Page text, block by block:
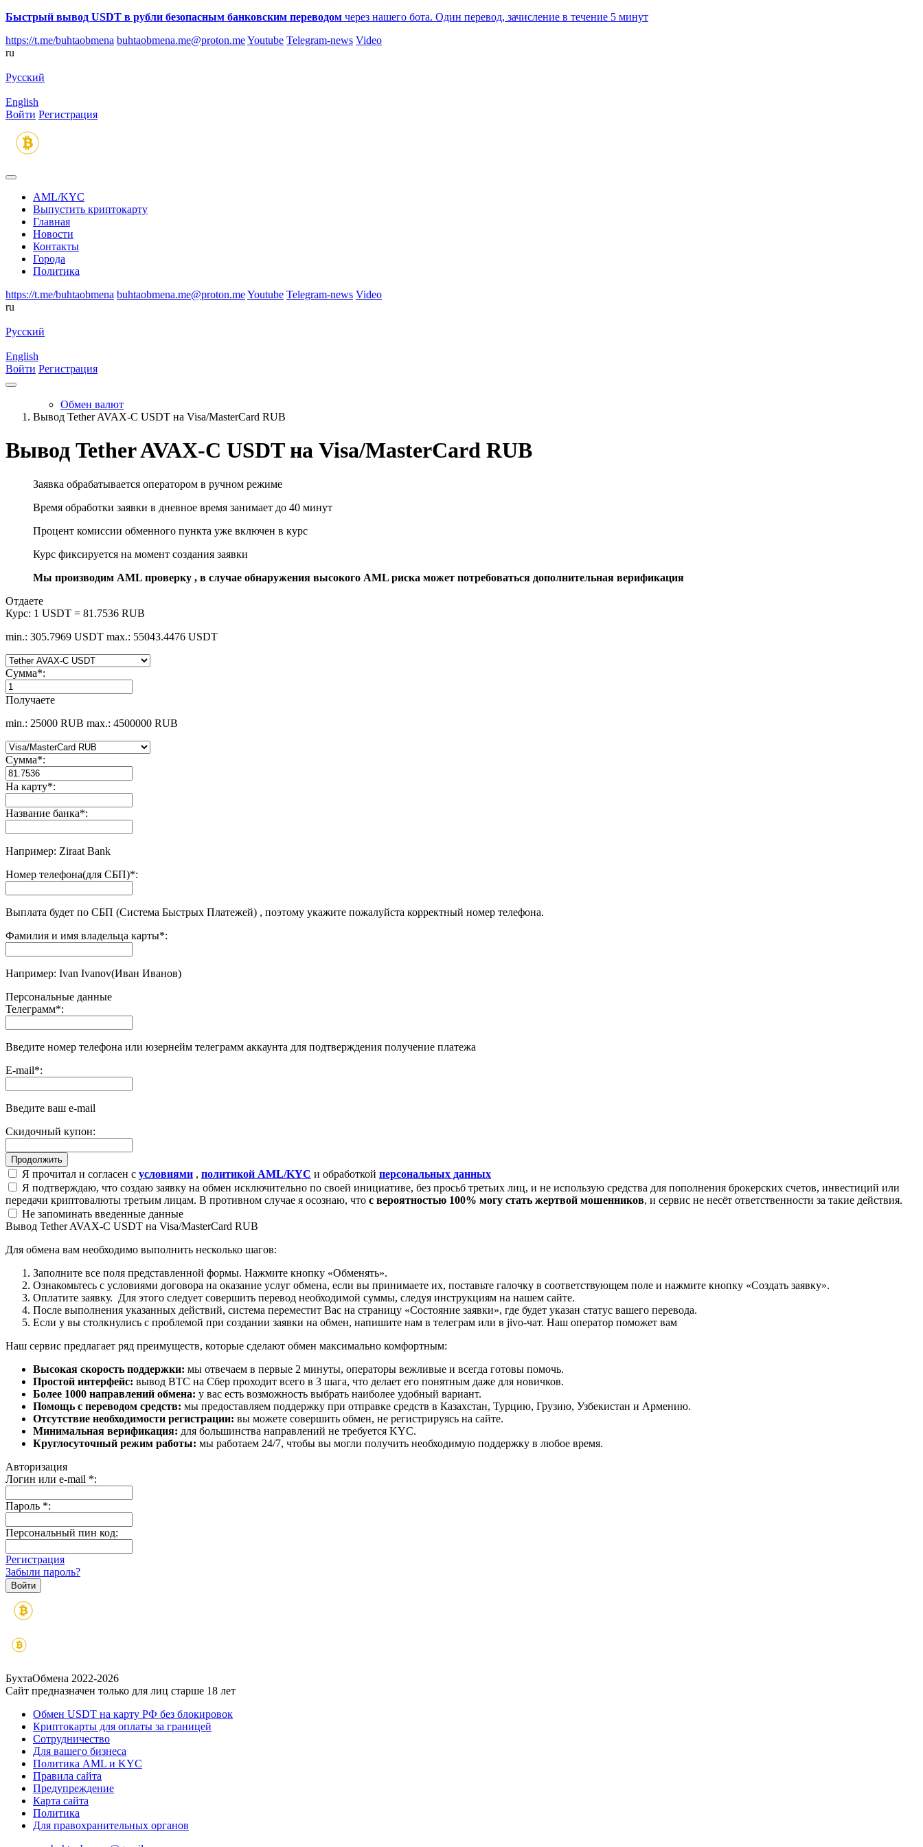
Быстрый вывод USDT в рубли безопасным банковским переводом через нашего бота. Один перевод, зачисление в течение 5 минут
https://t.me/buhtaobmena buhtaobmena.me@proton.meYoutube Telegram-news Video
ru
Русский
English
Войти Регистрация
AML/KYC
Выпустить криптокарту
Главная
Новости
Контакты
Города
Политика
https://t.me/buhtaobmena buhtaobmena.me@proton.meYoutube Telegram-news Video
ru
Русский
English
Войти Регистрация
Обмен валют
Вывод Tether AVAX-C USDT на Visa/MasterCard RUB
Вывод Tether AVAX-C USDT на Visa/MasterCard RUB
Заявка обрабатывается оператором в ручном режиме
Время обработки заявки в дневное время занимает до 40 минут
Процент комиссии обменного пункта уже включен в курс
Курс фиксируется на момент создания заявки
Мы производим AML проверку , в случае обнаружения высокого AML риска может потребоваться дополнительная верификация
Отдаете
Курс: 1 USDT = 81.7536 RUB
min.: 305.7969 USDT max.: 55043.4476 USDT
Сумма*:
Получаете
min.: 25000 RUB max.: 4500000 RUB
Сумма*:
На карту*:
Название банка*:
Например: Ziraat Bank
Номер телефона(для СБП)*:
Выплата будет по СБП (Система Быстрых Платежей) , поэтому укажите пожалуйста корректный номер телефона.
Фамилия и имя владельца карты*:
Например: Ivan Ivanov(Иван Иванов)
Персональные данные
Телеграмм*:
Введите номер телефона или юзернейм телеграмм аккаунта для подтверждения получение платежа
E-mail*:
Введите ваш e-mail
Скидочный купон:
Я прочитал и согласен с условиями , политикой AML/KYC и обработкой персональных данных
Я подтверждаю, что создаю заявку на обмен исключительно по своей инициативе, без просьб третьих лиц, и не использую средства для пополнения брокерских счетов, инвестиций или
передачи криптовалюты третьим лицам. В противном случае я осознаю, что с вероятностью 100% могу стать жертвой мошенников, и сервис не несёт ответственности за такие действия.
Не запоминать введенные данные
Вывод Tether AVAX-C USDT на Visa/MasterCard RUB
Для обмена вам необходимо выполнить несколько шагов:
Заполните все поля представленной формы. Нажмите кнопку «Обменять».
Ознакомьтесь с условиями договора на оказание услуг обмена, если вы принимаете их, поставьте галочку в соответствующем поле и нажмите кнопку «Создать заявку».
Оплатите заявку. Для этого следует совершить перевод необходимой суммы, следуя инструкциям на нашем сайте.
После выполнения указанных действий, система переместит Вас на страницу «Состояние заявки», где будет указан статус вашего перевода.
Если у вы столкнулись с проблемой при создании заявки на обмен, напишите нам в телеграм или в jivo-чат. Наш оператор поможет вам
Наш сервис предлагает ряд преимуществ, которые сделают обмен максимально комфортным:
Высокая скорость поддержки: мы отвечаем в первые 2 минуты, операторы вежливые и всегда готовы помочь.
Простой интерфейс: вывод BTC на Сбер проходит всего в 3 шага, что делает его понятным даже для новичков.
Более 1000 направлений обмена: у вас есть возможность выбрать наиболее удобный вариант.
Помощь с переводом средств: мы предоставляем поддержку при отправке средств в Казахстан, Турцию, Грузию, Узбекистан и Армению.
Отсутствие необходимости регистрации: вы можете совершить обмен, не регистрируясь на сайте.
Минимальная верификация: для большинства направлений не требуется KYC.
Круглосуточный режим работы: мы работаем 24/7, чтобы вы могли получить необходимую поддержку в любое время.
Авторизация
Логин или e-mail *:
Пароль *:
Персональный пин код:
Регистрация
Забыли пароль?
БухтаОбмена 2022-2026
Сайт предназначен только для лиц старше 18 лет
Обмен USDT на карту РФ без блокировок
Криптокарты для оплаты за границей
Сотрудничество
Для вашего бизнеса
Политика AML и KYC
Правила сайта
Предупреждение
Карта сайта
Политика
Для правохранительных органов